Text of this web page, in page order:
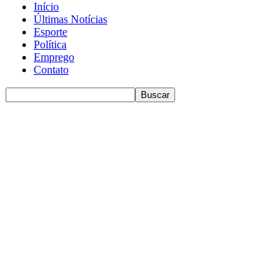
Início
Últimas Notícias
Esporte
Política
Emprego
Contato